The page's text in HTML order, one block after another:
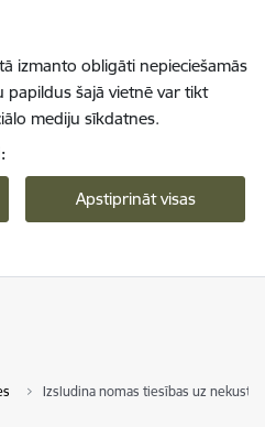
izmanto obligāti nepieciešamās
papildus šajā vietnē var tikt
mediju sīkdatnes.
Apstiprināt visas
Izsludina nomas tiesības uz